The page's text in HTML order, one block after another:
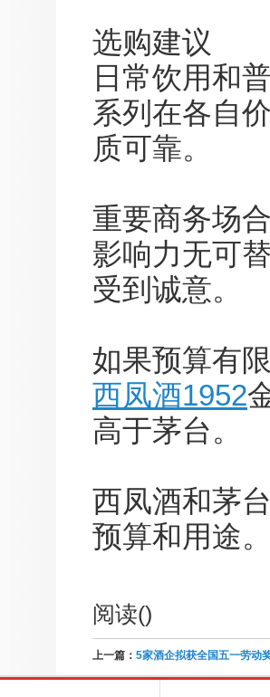
选购建议
日常饮用和
系列在各自
质可靠。
重要商务场
影响力无可
受到诚意。
如果预算有
西凤酒1952
高于茅台。
西凤酒和茅
预算和用途
阅读()
上一篇： 5家酒企拟获全国五一劳动